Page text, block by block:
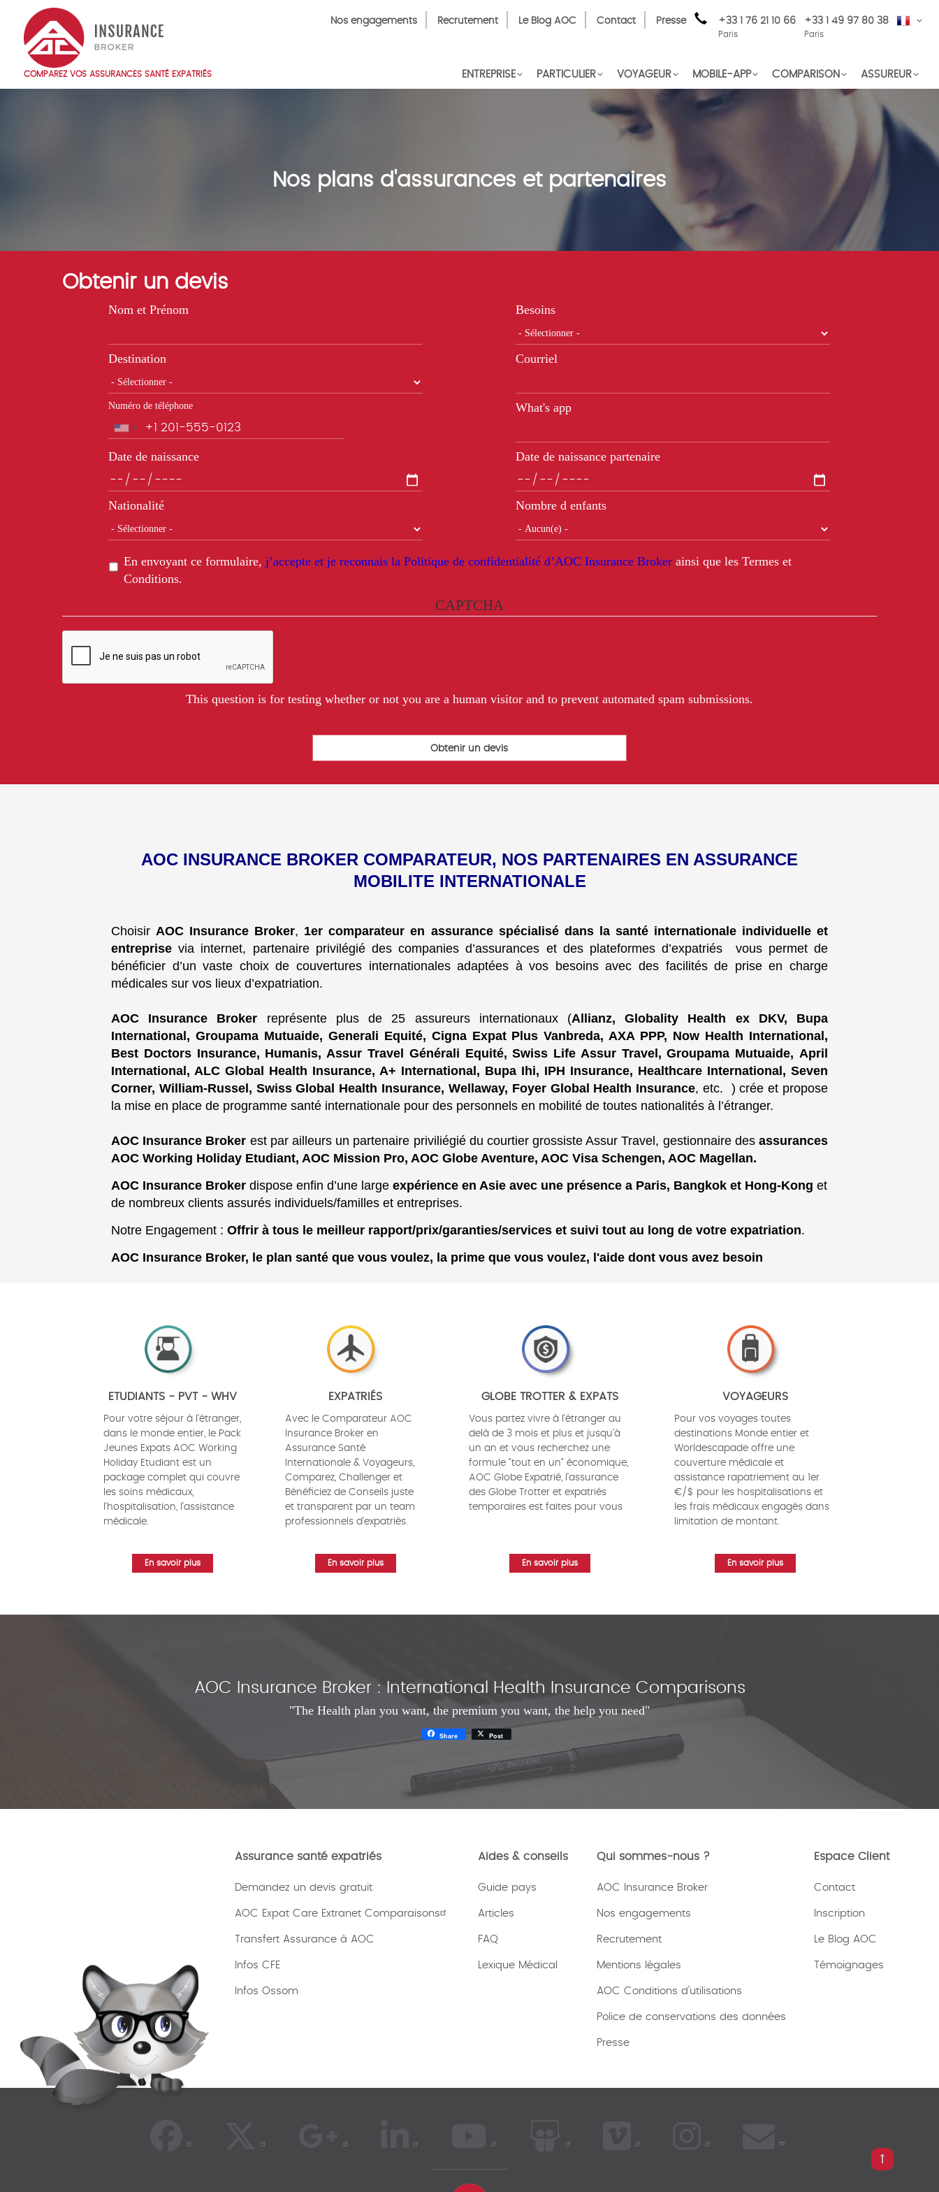
main
content
FR
TopNos engagements Recrutement Le Blog AOC Contact Presse +33 1 76 21 10 66
Paris
+33 1 49 97 80 38
Paris
COMPAREZ VOS ASSURANCES SANTÉ EXPATRIÉS
Main
ENTREPRISE PARTICULIER VOYAGEUR ASSUREUR
COMPARISON
MOBILE-APP
Nos plans d'assurances et partenaires
Obtenir un devis
Nom et Prénom Besoins
Destination Courriel
Numéro de téléphone
Téléphone
What's app
Date de naissance Date de naissance partenaire
Nationalité Nombre d enfants
En envoyant ce formulaire,j’accepte et je reconnais la Politique de confidentialité d’AOC Insurance Broker ainsi que les Termes et
Conditions.
CAPTCHA
This question is for testing whether or not you are a human visitor and to prevent automated spam submissions.
AOC INSURANCE BROKER COMPARATEUR, NOS PARTENAIRES EN ASSURANCE
MOBILITE INTERNATIONALE
ChoisirAOC Insurance Broker, 1er comparateur en assurance spécialisé dans la santé internationale individuelle et
entreprise via internet, partenaire privilégié des companies d’assurances et des plateformes d’expatriés vous permet de
bénéficier d’un vaste choix de couvertures internationales adaptées à vos besoins avec des facilités de prise en charge
médicales sur vos lieux d’expatriation.
AOC Insurance Broker représente plus de 25 assureurs internationaux (Allianz, Globality Health ex DKV, Bupa
International, Groupama Mutuaide, Generali Equité, Cigna Expat Plus Vanbreda, AXA PPP, Now Health International,
Best Doctors Insurance, Humanis, Assur Travel Générali Equité, Swiss Life Assur Travel, Groupama Mutuaide, April
International, ALC Global Health Insurance, A+ International, Bupa Ihi, IPH Insurance, Healthcare International, Seven
Corner, William-Russel, Swiss Global Health Insurance, Wellaway, Foyer Global Health Insurance, etc. ) crée et propose
la mise en place de programme santé internationale pour des personnels en mobilité de toutes nationalités à l’étranger.
AOC Insurance Broker est par ailleurs un partenaire priviliégié du courtier grossiste Assur Travel, gestionnaire des assurances
AOC Working Holiday Etudiant, AOC Mission Pro, AOC Globe Aventure, AOC Visa Schengen, AOC Magellan.
AOC Insurance Broker dispose enfin d’une largeexpérience en Asie avec une présence a Paris, Bangkok et Hong-Kong et
de nombreux clients assurés individuels/familles et entreprises.
Notre Engagement :Offrir à tous le meilleur rapport/prix/garanties/services et suivi tout au long de votre expatriation.
AOC Insurance Broker, le plan santé que vous voulez, la prime que vous voulez, l'aide dont vous avez besoin
ETUDIANTS - PVT - WHV
Pour votre séjour à l’étranger,
dans le monde entier, le Pack
Jeunes Expats AOC Working
Holiday Etudiant est un
package complet qui couvre
les soins médicaux,
l’hospitalisation, l’assistance
médicale.
En savoir plus
EXPATRIÉS
Avec le Comparateur AOC
Insurance Broker en
Assurance Santé
Internationale & Voyageurs,
Comparez, Challenger et
Bénéficiez de Conseils juste
et transparent par un team
professionnels d'expatriés.
En savoir plus
GLOBE TROTTER & EXPATS
Vous partez vivre à l'étranger au
delà de 3 mois et plus et jusqu'à
un an et vous recherchez une
formule "tout en un" économique,
AOC Globe Expatrié, l'assurance
des Globe Trotter et expatriés
temporaires est faites pour vous
En savoir plus
VOYAGEURS
Pour vos voyages toutes
destinations Monde entier et
Worldescapade offre une
couverture médicale et
assistance rapatriement au 1er
€/$ pour les hospitalisations et
les frais médicaux engagés dans
limitation de montant.
En savoir plus
AOC Insurance Broker : International Health Insurance Comparisons
"The Health plan you want, the premium you want, the help you need"
Share Post
Assurance santé expatriés
Demandez un devis gratuit
AOC Expat Care Extranet Comparaisons
Transfert Assurance à AOC
Infos CFE
Infos Ossom
Aides & conseils
Guide pays
Articles
FAQ
Lexique Médical
Qui sommes-nous ?
AOC Insurance Broker
Nos engagements
Recrutement
Mentions légales
AOC Conditions d’utilisations
Police de conservations des données
Presse
Espace Client
Contact
Inscription
Le Blog AOC
Témoignages